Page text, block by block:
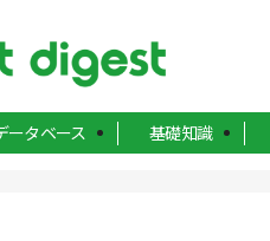
ータベース 基礎知識